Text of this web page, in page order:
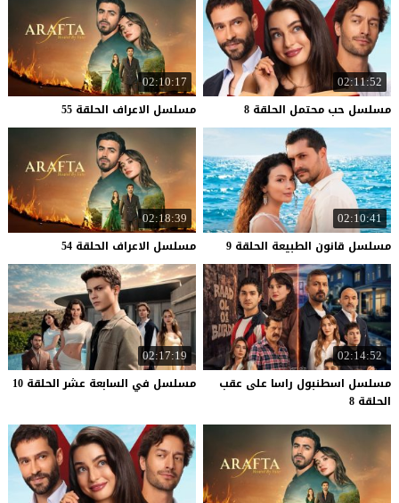
02:11:52
مسلسل حب محتمل الحلقة 8
02:10:17
مسلسل الاعراف الحلقة 55
02:10:41
مسلسل قانون الطبيعة الحلقة 9
02:18:39
مسلسل الاعراف الحلقة 54
02:14:52
مسلسل اسطنبول راسا على عقب
الحلقة 8
02:17:19
مسلسل في السابعة عشر الحلقة 10